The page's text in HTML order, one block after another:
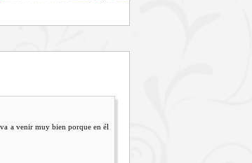
a venir muy bien porque en él